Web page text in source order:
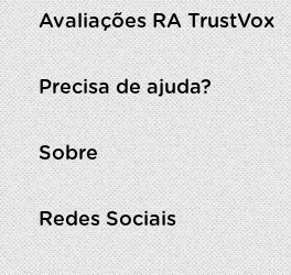
Avaliações RA TrustVox
Precisa de ajuda?
Sobre
Redes Sociais